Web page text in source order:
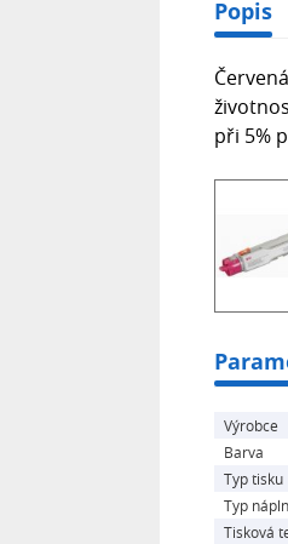
Popis
při 5%
Výrobce
Barva
Typ tisku
Typ
Tisková